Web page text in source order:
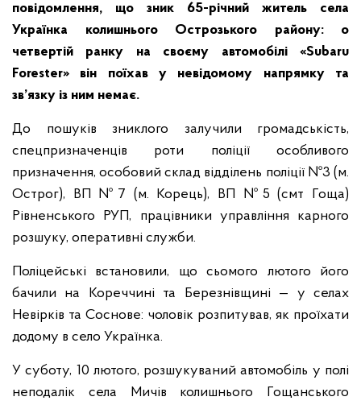
повідомлення, що зник 65-річний житель села
Українка колишнього Острозького району: о
четвертій ранку на своєму автомобілі «Subaru
Forester» він поїхав у невідомому напрямку та
зв’язку із ним немає.
До пошуків зниклого залучили громадськість,
спецпризначенців роти поліції особливого
призначення, особовий склад відділень поліції №3 (м.
Острог), ВП №7 (м. Корець), ВП №5 (смт Гоща)
Рівненського РУП, працівники управління карного
розшуку, оперативні служби.
Поліцейські встановили, що сьомого лютого його
бачили на Кореччині та Березнівщині — у селах
Невірків та Соснове: чоловік розпитував, як проїхати
додому в село Українка.
У суботу, 10 лютого, розшукуваний автомобіль у полі
неподалік села Мичів колишнього Гощанського